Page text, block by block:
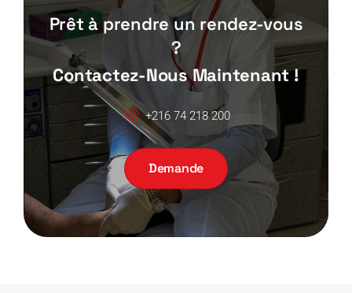
Prêt à prendre un rendez-vous
?
Contactez-Nous Maintenant !
+216 74 218 200
Demande